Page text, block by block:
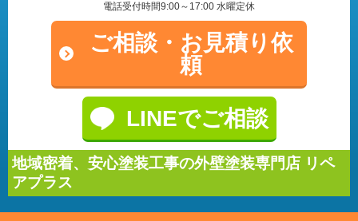
電話受付時間9:00～17:00 水曜定休
ご相談・ お見積り依
頼
LINEでご相談
地域密着、安心塗装工事の外壁塗装専門店 リペ
アプラス